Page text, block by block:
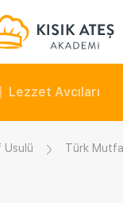
Lezzet Avcıları
Usulü Türk